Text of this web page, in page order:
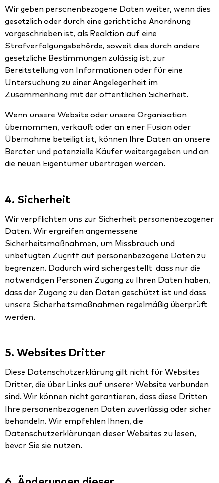
Wir geben personenbezogene Daten weiter, wenn dies
gesetzlich oder durch eine gerichtliche Anordnung
vorgeschrieben ist, als Reaktion auf eine
Strafverfolgungsbehörde, soweit dies durch andere
gesetzliche Bestimmungen zulässig ist, zur
Bereitstellung von Informationen oder für eine
Untersuchung zu einer Angelegenheit im
Zusammenhang mit der öffentlichen Sicherheit.
Wenn unsere Website oder unsere Organisation
übernommen, verkauft oder an einer Fusion oder
Übernahme beteiligt ist, können Ihre Daten an unsere
Berater und potenzielle Käufer weitergegeben und an
die neuen Eigentümer übertragen werden.
4. Sicherheit
Wir verpflichten uns zur Sicherheit personenbezogener
Daten. Wir ergreifen angemessene
Sicherheitsmaßnahmen, um Missbrauch und
unbefugten Zugriff auf personenbezogene Daten zu
begrenzen. Dadurch wird sichergestellt, dass nur die
notwendigen Personen Zugang zu Ihren Daten haben,
dass der Zugang zu den Daten geschützt ist und dass
unsere Sicherheitsmaßnahmen regelmäßig überprüft
werden.
5. Websites Dritter
Diese Datenschutzerklärung gilt nicht für Websites
Dritter, die über Links auf unserer Website verbunden
sind. Wir können nicht garantieren, dass diese Dritten
Ihre personenbezogenen Daten zuverlässig oder sicher
behandeln. Wir empfehlen Ihnen, die
Datenschutzerklärungen dieser Websites zu lesen,
bevor Sie sie nutzen.